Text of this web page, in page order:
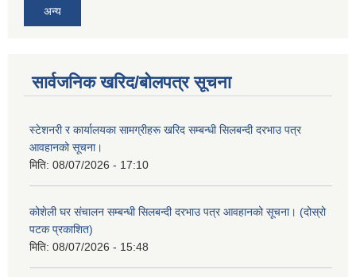
अन्य
सार्वजनिक खरिद/बोलपत्र सूचना
स्टेशनरी र कार्यालयका सामग्रीहरू खरिद सम्बन्धी सिलबन्दी दरभाउ पत्र
आवहानको सूचना।
मिति: 08/07/2026 - 17:10
कोशेली घर संचालन सम्बन्धी सिलबन्दी दरभाउ पत्र आवहानको सूचना। (दोस्रो
पटक प्रकाशित)
मिति: 08/07/2026 - 15:48